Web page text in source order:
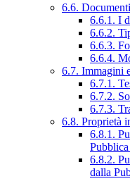
6.6. Documenti
6.6.1. I
6.6.2.
6.6.3.
6.6.4.
6.7. Immagini
6.7.1.
6.7.2.
6.7.3.
6.8. Proprietà
6.8.1.
6.8.2.
dalla